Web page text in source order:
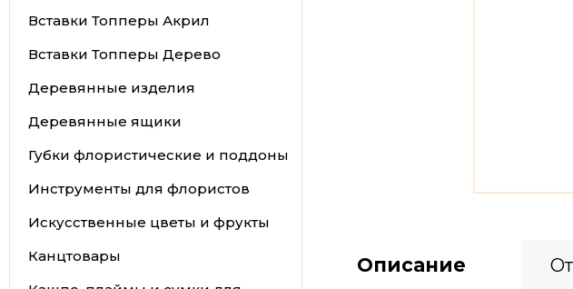
Вставки Топперы Акрил
Вставки Топперы Дерево
Деревянные изделия
Деревянные ящики
Губки флористические и поддоны
Инструменты для флористов
Искусственные цветы и фрукты
Канцтовары
Описание